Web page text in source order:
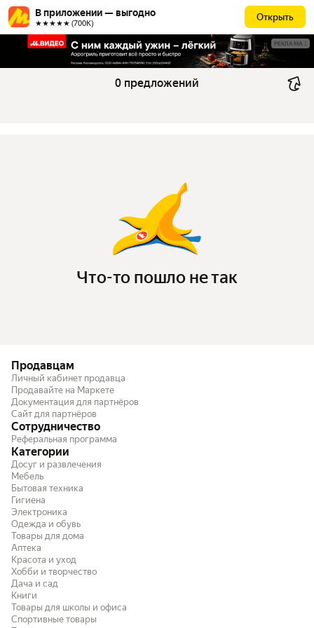
В приложении — выгодно
★★★★★ (700К)
Открыть
РЕКЛАМА
0 предложений
Что-то пошло не так
Продавцам
Личный кабинет продавца
Продавайте на Маркете
Документация для партнёров
Сайт для партнёров
Сотрудничество
Реферальная программа
Категории
Досуг и развлечения
Мебель
Бытовая техника
Гигиена
Электроника
Одежда и обувь
Товары для дома
Аптека
Красота и уход
Хобби и творчество
Дача и сад
Книги
Товары для школы и офиса
Спортивные товары